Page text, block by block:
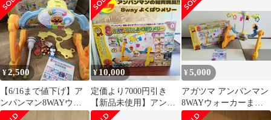
¥2,500
【6/16まで値下げ】ア
ンパンマン8WAYウォ
ーカーまでへんしん！
¥ 10,000
定価より7000円引き
【新品未使用】アンパ
ンマン 8way よくばり
¥5,000
アガツマ アンパンマン
8WAYウォーカーまで
へんしん！よくばりメ